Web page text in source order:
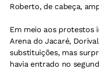
Roberto, de cabeça,
Em meio aos protestos
Arena do Jacaré,
substituições, mas
havia entrado no